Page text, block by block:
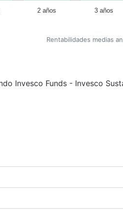
2 años 3 años
Rentabilidades medias
Invesco Funds - Invesco